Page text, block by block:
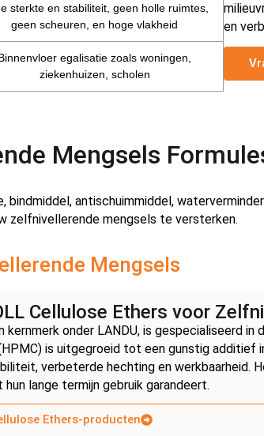
sterkte en stabiliteit, geen holle ruimtes,
geen scheuren, en hoge vlakheid
egalisatie zoals woningen,
ziekenhuizen, scholen
en
Mengsels
antischuimmiddel,
zelfnivellerende mengsels te versterken.
Mengsels
Cellulose Ethers voor
kernmerk onder LANDU, is gespecialiseerd
is uitgegroeid tot een gunstig additief
verbeterde hechting en werkbaarheid.
hun lange termijn gebruik garandeert.
Ethers-producten